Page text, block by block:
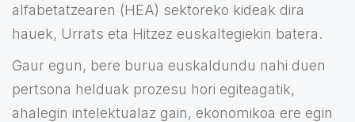
alfabetatzearen (HEA) sektoreko kideak dira
hauek, Urrats eta Hitzez euskaltegiekin batera.
Gaur egun, bere burua euskaldundu nahi duen
pertsona helduak prozesu hori egiteagatik,
ahalegin intelektualaz gain, ekonomikoa ere egin